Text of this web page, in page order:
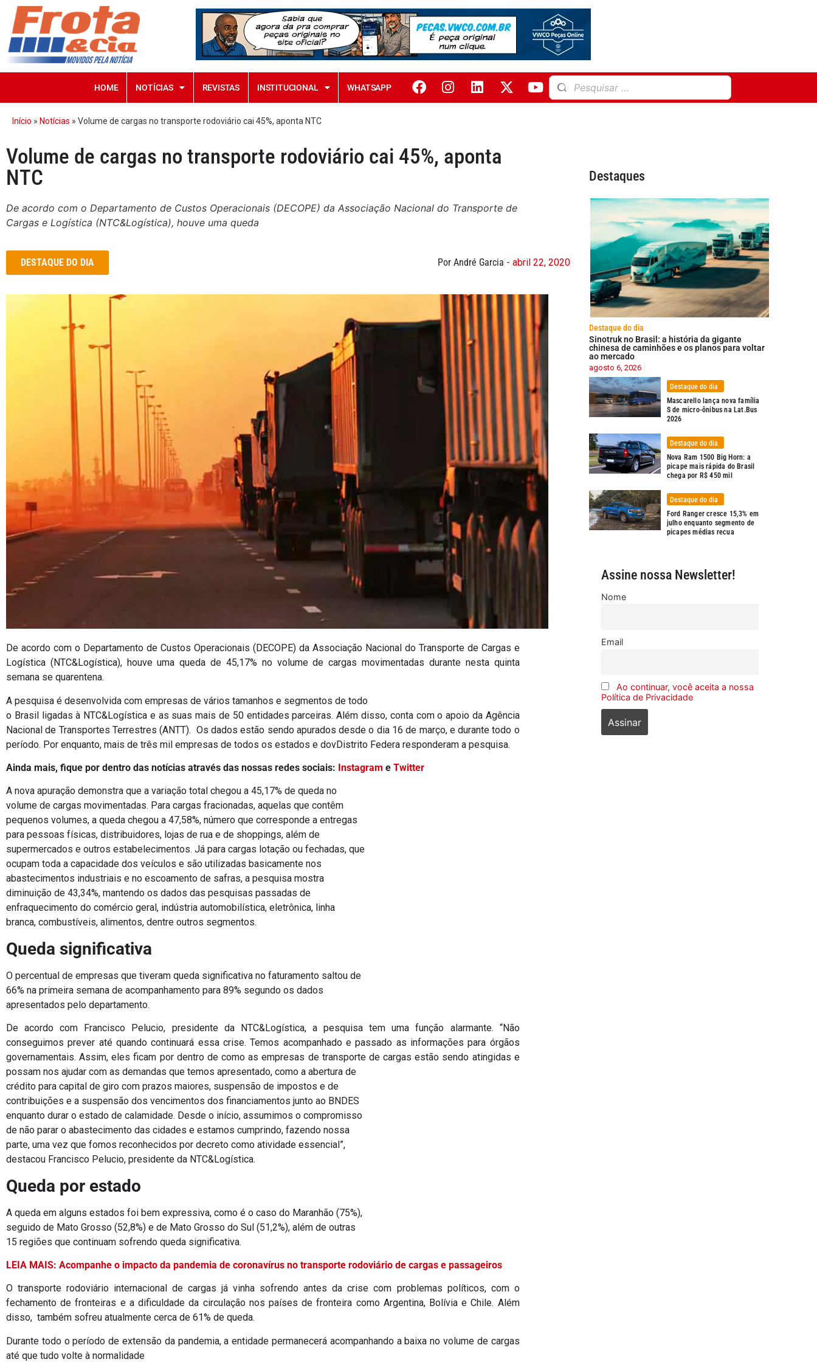
HOME NOTÍCIAS REVISTAS INSTITUCIONAL WHATSAPP
Início » Notícias » Volume de cargas no transporte rodoviário cai 45%, aponta NTC
Volume de cargas no transporte rodoviário cai 45%, aponta
NTC
De acordo com o Departamento de Custos Operacionais (DECOPE) da Associação Nacional do Transporte de
Cargas e Logística (NTC&Logística), houve uma queda
DESTAQUE DO DIA Por André Garcia - abril 22, 2020
De acordo com o Departamento de Custos Operacionais (DECOPE) da Associação Nacional do Transporte de Cargas e
Logística (NTC&Logística), houve uma queda de 45,17% no volume de cargas movimentadas durante nesta quinta
semana se quarentena.
A pesquisa é desenvolvida com empresas de vários tamanhos e segmentos de todo
o Brasil ligadas à NTC&Logística e as suas mais de 50 entidades parceiras. Além disso, conta com o apoio da Agência
Nacional de Transportes Terrestres (ANTT). Os dados estão sendo apurados desde o dia 16 de março, e durante todo o
período. Por enquanto, mais de três mil empresas de todos os estados e dovDistrito Federa responderam a pesquisa.
Ainda mais, fique por dentro das notícias através das nossas redes sociais: Instagram e Twitter
A nova apuração demonstra que a variação total chegou a 45,17% de queda no
volume de cargas movimentadas. Para cargas fracionadas, aquelas que contêm
pequenos volumes, a queda chegou a 47,58%, número que corresponde a entregas
para pessoas físicas, distribuidores, lojas de rua e de shoppings, além de
supermercados e outros estabelecimentos. Já para cargas lotação ou fechadas, que
ocupam toda a capacidade dos veículos e são utilizadas basicamente nos
abastecimentos industriais e no escoamento de safras, a pesquisa mostra
diminuição de 43,34%, mantendo os dados das pesquisas passadas de
enfraquecimento do comércio geral, indústria automobilística, eletrônica, linha
branca, combustíveis, alimentos, dentre outros segmentos.
Queda significativa
O percentual de empresas que tiveram queda significativa no faturamento saltou de
66% na primeira semana de acompanhamento para 89% segundo os dados
apresentados pelo departamento.
De acordo com Francisco Pelucio, presidente da NTC&Logística, a pesquisa tem uma função alarmante. “Não
conseguimos prever até quando continuará essa crise. Temos acompanhado e passado as informações para órgãos
governamentais. Assim, eles ficam por dentro de como as empresas de transporte de cargas estão sendo atingidas e
possam nos ajudar com as demandas que temos apresentado, como a abertura de
crédito para capital de giro com prazos maiores, suspensão de impostos e de
contribuições e a suspensão dos vencimentos dos financiamentos junto ao BNDES
enquanto durar o estado de calamidade. Desde o início, assumimos o compromisso
de não parar o abastecimento das cidades e estamos cumprindo, fazendo nossa
parte, uma vez que fomos reconhecidos por decreto como atividade essencial”,
destacou Francisco Pelucio, presidente da NTC&Logística.
Queda por estado
A queda em alguns estados foi bem expressiva, como é o caso do Maranhão (75%),
seguido de Mato Grosso (52,8%) e de Mato Grosso do Sul (51,2%), além de outras
15 regiões que continuam sofrendo queda significativa.
LEIA MAIS: Acompanhe o impacto da pandemia de coronavírus no transporte rodoviário de cargas e passageiros
O transporte rodoviário internacional de cargas já vinha sofrendo antes da crise com problemas políticos, com o
fechamento de fronteiras e a dificuldade da circulação nos países de fronteira como Argentina, Bolívia e Chile. Além
disso, também sofreu atualmente cerca de 61% de queda.
Durante todo o período de extensão da pandemia, a entidade permanecerá acompanhando a baixa no volume de cargas
até que tudo volte à normalidade
Destaques
Destaque do dia
Sinotruk no Brasil: a história da gigante
chinesa de caminhões e os planos para voltar
ao mercado
agosto 6, 2026
Destaque do dia
Mascarello lança nova família
S de micro-ônibus na Lat.Bus
2026
Destaque do dia
Nova Ram 1500 Big Horn: a
picape mais rápida do Brasil
chega por R$ 450 mil
Destaque do dia
Ford Ranger cresce 15,3% em
julho enquanto segmento de
picapes médias recua
Assine nossa Newsletter!
Nome
Email
Ao continuar, você aceita a nossa
Política de Privacidade